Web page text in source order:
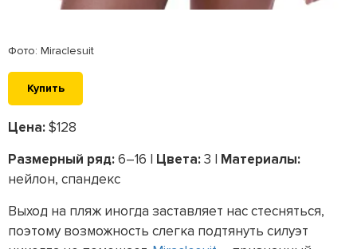
Фото: Miraclesuit
Купить
Цена:$128
Размерный ряд:6–16 | Цвета:3 | Материалы:
нейлон, спандекс
Выход на пляж иногда заставляет нас стесняться,
поэтому возможность слегка подтянуть силуэт